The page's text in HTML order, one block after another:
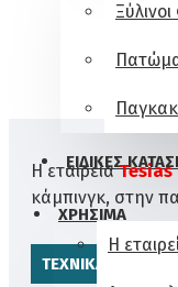
ΕΙΔΙΚΕΣ
ΧΡΗΣΙΜΑ
Η
Η εταιρείαTesias
κάμπινγκ, στην
ΤΕΧΝΙΚΑ